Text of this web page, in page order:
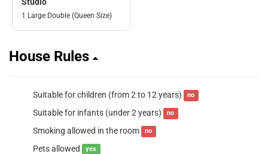
1 Large Double (Queen Size)
House Rules
Suitable for children (from 2 to 12 years) no
Suitable for infants (under 2 years) no
Smoking allowed in the room no
Pets allowed yes